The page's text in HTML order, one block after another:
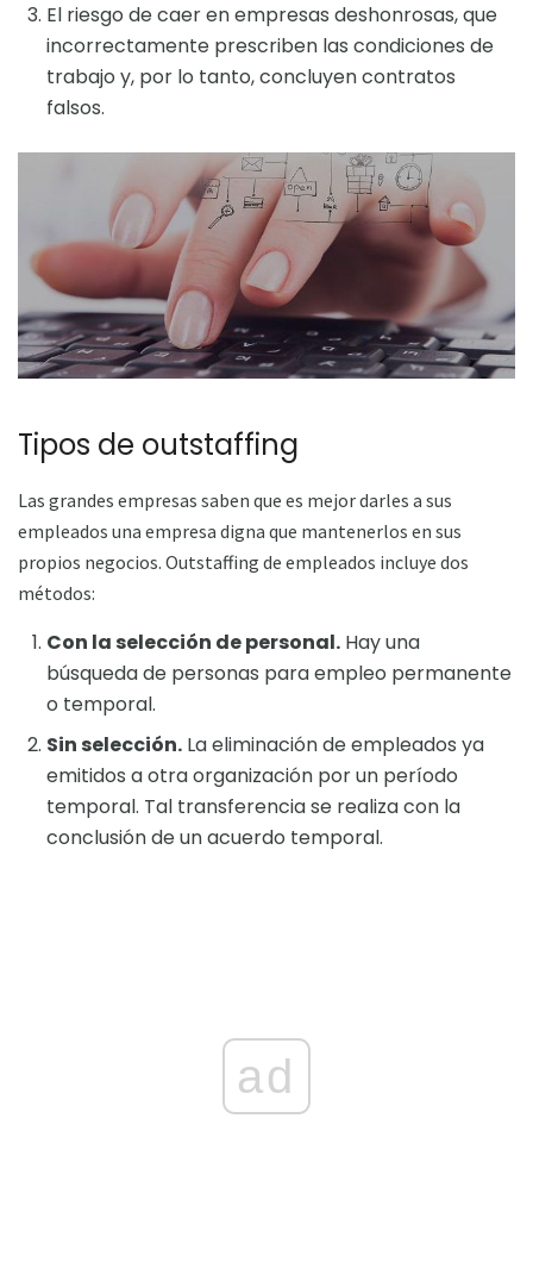
El riesgo de caer en empresas deshonrosas, que
incorrectamente prescriben las condiciones de
trabajo y, por lo tanto, concluyen contratos
falsos.
Tipos de outstaffing
Las grandes empresas saben que es mejor darles a sus
empleados una empresa digna que mantenerlos en sus
propios negocios. Outstaffing de empleados incluye dos
métodos:
Con la selección de personal. Hay una
búsqueda de personas para empleo permanente
o temporal.
Sin selección. La eliminación de empleados ya
emitidos a otra organización por un período
temporal. Tal transferencia se realiza con la
conclusión de un acuerdo temporal.
ad